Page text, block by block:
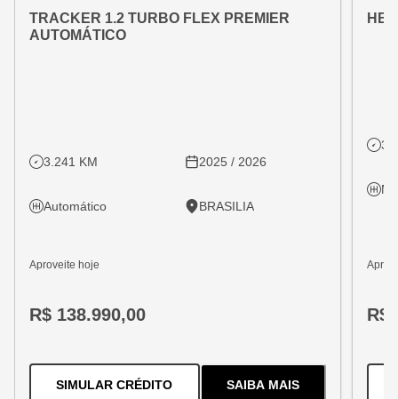
VARIANT:
TRACKER 1.2 TURBO FLEX PREMIER
AUTOMÁTICO
3.241 KM 2025 / 2026
Automático BRASILIA
Aproveite hoje
R$ 138.990,00
SIMULAR CRÉDITOPARA O TRACKER 1.2 TURBO FLEX
SAIBA MAIS
SOBRE
R$